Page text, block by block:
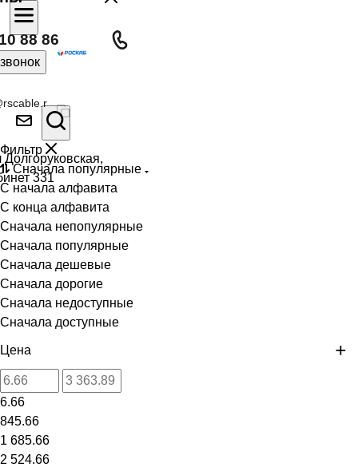
88 86
331
Фильтр
Сначала популярные
С начала алфавита
С конца алфавита
Сначала непопулярные
Сначала популярные
Сначала дешевые
Сначала дорогие
Сначала недоступные
Сначала доступные
Цена
6.66
845.66
1 685.66
2 524.66